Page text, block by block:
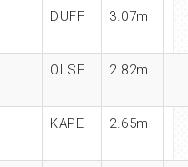
DUFF 3.07m
OLSE 2.82m
KAPE 2.65m